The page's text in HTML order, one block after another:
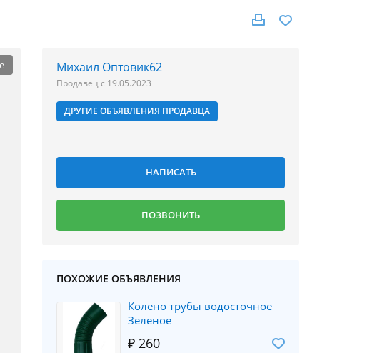
Михаил Оптовик62
Продавец с 19.05.2023
ДРУГИЕ ОБЪЯВЛЕНИЯ ПРОДАВЦА
ПОХОЖИЕ ОБЪЯВЛЕНИЯ
Колено трубы водосточное
Зеленое
₽ 260